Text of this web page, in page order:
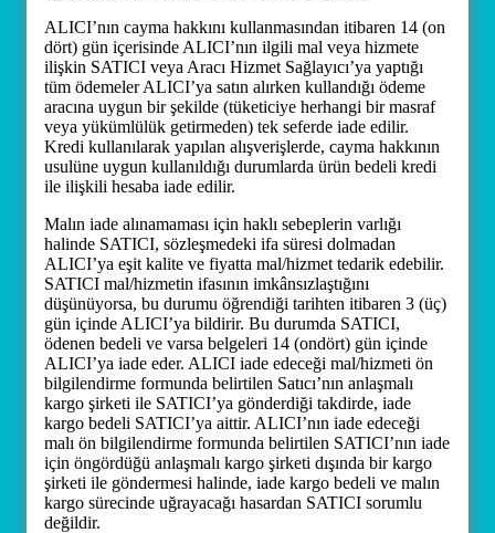
ALICI’nın cayma hakkını kullanmasından itibaren 14 (on
dört) gün içerisinde ALICI’nın ilgili mal veya hizmete
ilişkin SATICI veya Aracı Hizmet Sağlayıcı’ya yaptığı
tüm ödemeler ALICI’ya satın alırken kullandığı ödeme
aracına uygun bir şekilde (tüketiciye herhangi bir masraf
veya yükümlülük getirmeden) tek seferde iade edilir.
Kredi kullanılarak yapılan alışverişlerde, cayma hakkının
usulüne uygun kullanıldığı durumlarda ürün bedeli kredi
ile ilişkili hesaba iade edilir.
Malın iade alınamaması için haklı sebeplerin varlığı
halinde SATICI, sözleşmedeki ifa süresi dolmadan
ALICI’ya eşit kalite ve fiyatta mal/hizmet tedarik edebilir.
SATICI mal/hizmetin ifasının imkânsızlaştığını
düşünüyorsa, bu durumu öğrendiği tarihten itibaren 3 (üç)
gün içinde ALICI’ya bildirir. Bu durumda SATICI,
ödenen bedeli ve varsa belgeleri 14 (ondört) gün içinde
ALICI’ya iade eder. ALICI iade edeceği mal/hizmeti ön
bilgilendirme formunda belirtilen Satıcı’nın anlaşmalı
kargo şirketi ile SATICI’ya gönderdiği takdirde, iade
kargo bedeli SATICI’ya aittir. ALICI’nın iade edeceği
malı ön bilgilendirme formunda belirtilen SATICI’nın iade
için öngördüğü anlaşmalı kargo şirketi dışında bir kargo
şirketi ile göndermesi halinde, iade kargo bedeli ve malın
kargo sürecinde uğrayacağı hasardan SATICI sorumlu
değildir.